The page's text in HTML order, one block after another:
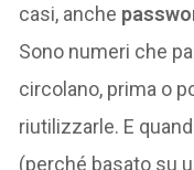
casi, anche
Sono numeri che
circolano, prima o
riutilizzarle. E
(perché basato su